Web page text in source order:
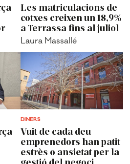
Les matriculacions de
cotxes creixen un 18,9%
a Terrassa fins al juliol
Laura Massallé
DINERS
Vuit de cada deu
emprenedors han patit
estrès o ansietat per la